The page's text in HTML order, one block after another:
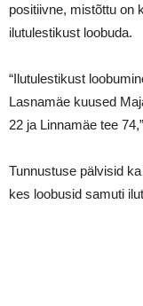
positiivne, mistõttu on
ilutulestikust loobuda.
“Ilutulestikust
Lasnamäe kuused
22 ja Linnamäe tee
Tunnustuse pälvisid
kes loobusid samuti